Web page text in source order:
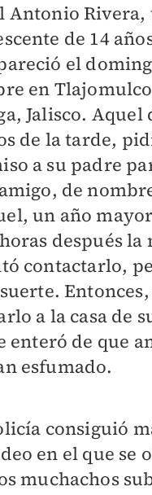
Antonio Rivera,
de 14
el
en
Jalisco. Aquel
de la tarde,
a su padre
de
un año
después la
contactarlo,
a la casa de
enteró de que
esfumado.
consiguió
en el que se
muchachos